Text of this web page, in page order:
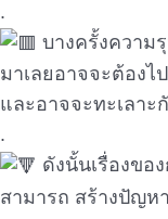
.
บางครั้งความ
มาเลยอาจจะต้อง
และอาจจะทะเลาะ
.
ดังนั้นเรื่องขอ
สามารถ สร้างปัญห